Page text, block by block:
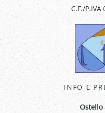
C.F./P.IVA
INFO E
Ostello